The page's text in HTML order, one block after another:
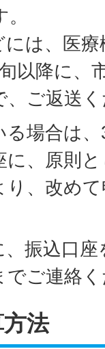
は、医
以降に、
、ご返送
場合は
、原則
り、改め
振込口
でご連絡
法